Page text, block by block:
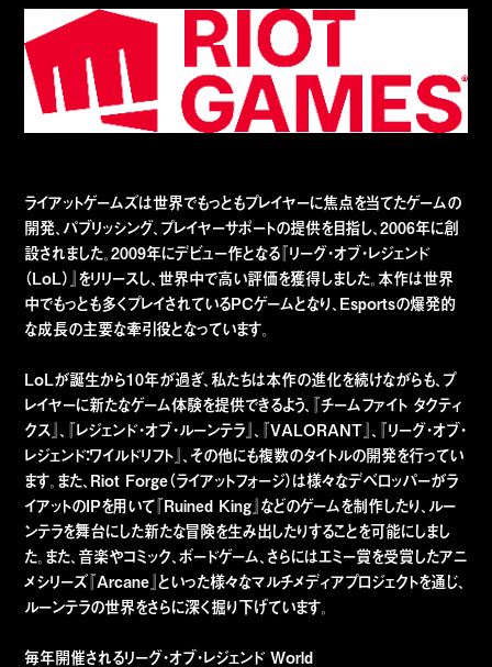
ライアットゲームズは世界でもっともプレイヤーに焦点を当てたゲームの
開発、パブリッシング、プレイヤーサポートの提供を目指し、2006年に創
設されました。2009年にデビュー作となる『リーグ・オブ・レジェンド
（LoL）』をリリースし、世界中で高い評価を獲得しました。本作は世界
中でもっとも多くプレイされているPCゲームとなり、Esportsの爆発的
な成長の主要な牽引役となっています。
LoLが誕生から10年が過ぎ、私たちは本作の進化を続けながらも、プ
レイヤーに新たなゲーム体験を提供できるよう、『チームファイト タクティ
クス』、『レジェンド・オブ・ルーンテラ』、『VALORANT』、『リーグ・オブ・
レジェンド：ワイルドリフト』、その他にも複数のタイトルの開発を行ってい
ます。また、Riot Forge（ライアットフォージ）は様々なデベロッパーがラ
イアットのIPを用いて『Ruined King』などのゲームを制作したり、ルー
ンテラを舞台にした新たな冒険を生み出したりすることを可能にしまし
た。また、音楽やコミック、ボードゲーム、さらにはエミー賞を受賞したアニ
メシリーズ『Arcane』といった様々なマルチメディアプロジェクトを通じ、
ルーンテラの世界をさらに深く掘り下げています。
毎年開催されるリーグ・オブ・レジェンド World